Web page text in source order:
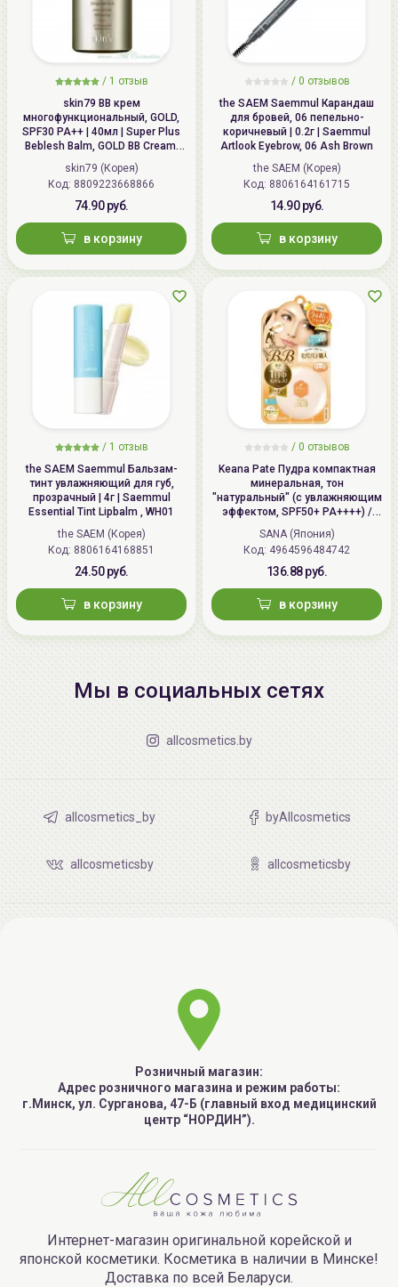
/ 1 отзыв
skin79 ВВ крем
многофункциональный, GOLD,
SPF30 PA++ | 40мл | Super Plus
Beblesh Balm, GOLD BB Cream,
SPF30 PA++
skin79 (Корея)
Код: 8809223668866
74.90 руб.
в корзину
/ 0 отзывов
the SAEM Saemmul Карандаш
для бровей, 06 пепельнo-
коричневый | 0.2г | Saemmul
Artlook Eyebrow, 06 Ash Brown
the SAEM (Корея)
Код: 8806164161715
14.90 руб.
в корзину
/ 1 отзыв
the SAEM Saemmul Бальзам-
тинт увлажняющий для губ,
прозрачный | 4г | Saemmul
Essential Tint Lipbalm , WH01
the SAEM (Корея)
Код: 8806164168851
24.50 руб.
в корзину
/ 0 отзывов
Keana Pate Пудра компактная
минеральная, тон
"натуральный" (с увлажняющим
эффектом, SPF50+ PA++++) /
SANA PORE PUTTY BB Mineral
Powder
SANA (Япония)
Код: 4964596484742
136.88 руб.
в корзину
Мы в социальных сетях
allcosmetics.by
allcosmetics_by byAllcosmetics
allcosmeticsby allcosmeticsby
Розничный магазин:
Адрес розничного магазина и режим работы:
г.Минск, ул. Сурганова, 47-Б (главный вход медицинский
центр “НОРДИН”).
Интернет-магазин оригинальной корейской и
японской косметики. Косметика в наличии в Минске!
Доставка по всей Беларуси.